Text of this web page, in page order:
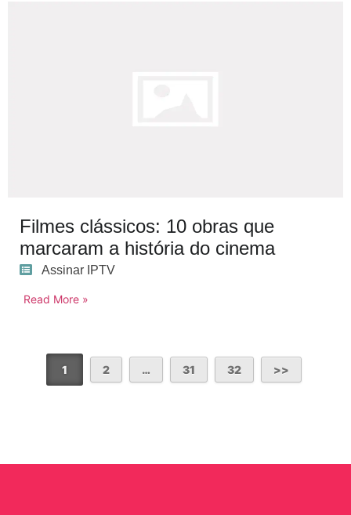
Filmes clássicos: 10 obras que
marcaram a história do cinema
Assinar IPTV
Read More »
1 2 … 31 32